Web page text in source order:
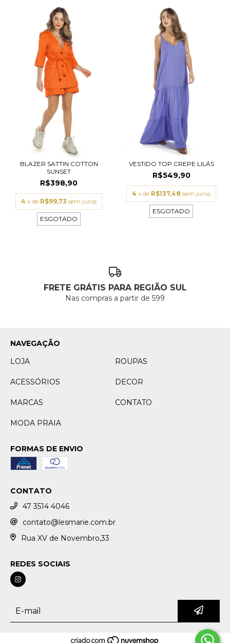
BLAZER SATTIN COTTON
SUNSET
R$398,90
4 x de R$99,73 sem juros
ESGOTADO
VESTIDO TOP CREPE LILÁS
R$549,90
4 x de R$137,48 sem juros
ESGOTADO
FRETE GRÁTIS PARA REGIÃO SUL
Nas compras a partir de 599
NAVEGAÇÃO
LOJA
ROUPAS
ACESSÓRIOS DECOR
MARCAS CONTATO
MODA PRAIA
FORMAS DE ENVIO
CONTATO
47 3514 4046
contato@lesmarie.com.br
Rua XV de Novembro,33
REDES SOCIAIS